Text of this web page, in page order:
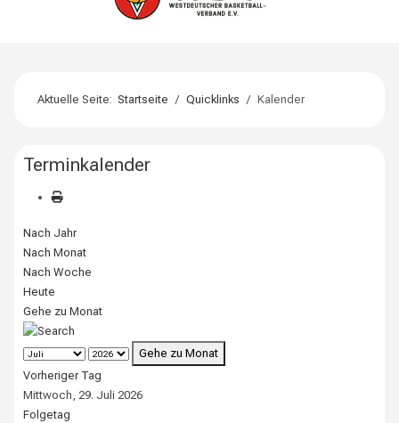
Aktuelle Seite:Startseite Quicklinks Kalender
Terminkalender
Nach Jahr
Nach Monat
Nach Woche
Heute
Gehe zu Monat
Gehe zu Monat
Vorheriger Tag
Mittwoch, 29. Juli 2026
Folgetag